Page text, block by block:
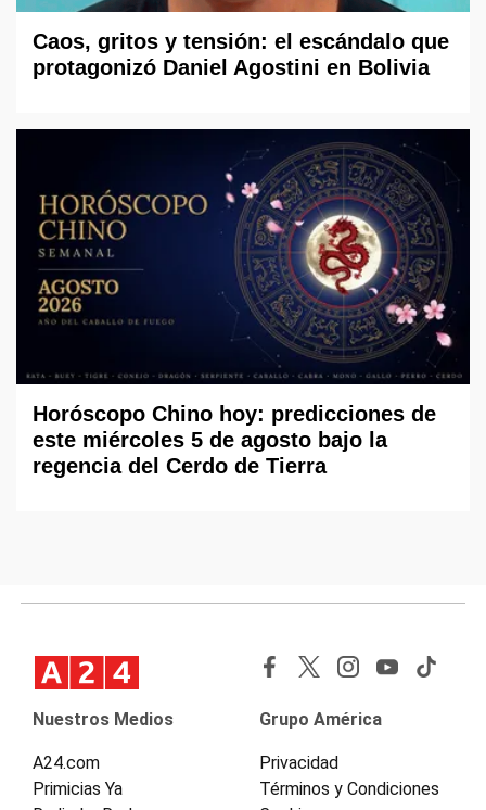
Caos, gritos y tensión: el escándalo que
protagonizó Daniel Agostini en Bolivia
Horóscopo Chino hoy: predicciones de
este miércoles 5 de agosto bajo la
regencia del Cerdo de Tierra
Nuestros Medios
A24.com
Primicias Ya
Grupo América
Privacidad
Términos y Condiciones